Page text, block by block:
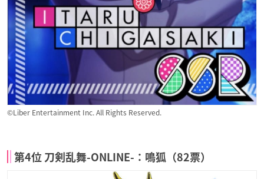
©Liber Entertainment Inc. All Rights Reserved.
第4位 刀剣乱舞-ONLINE-：鳴狐（82票）